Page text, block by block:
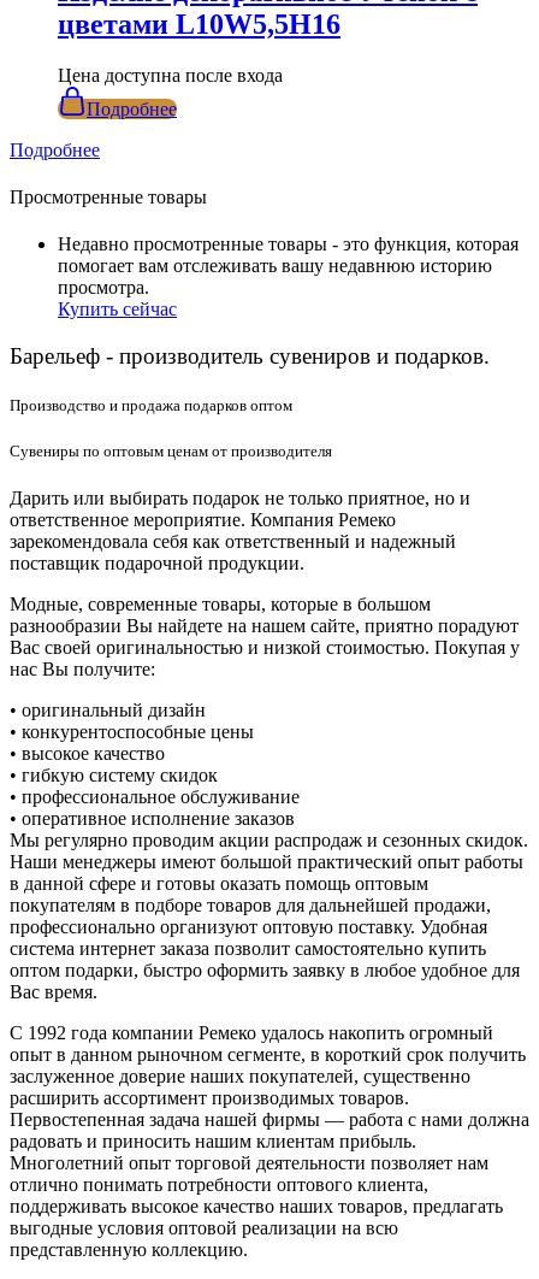
цветами L10W5,5H16
Цена доступна после входа
Подробнее
Подробнее
Просмотренные товары
Недавно просмотренные товары - это функция, которая
помогает вам отслеживать вашу недавнюю историю
просмотра.
Купить сейчас
Барельеф - производитель сувениров и подарков.
Производство и продажа подарков оптом
Сувениры по оптовым ценам от производителя
Дарить или выбирать подарок не только приятное, но и
ответственное мероприятие. Компания Ремеко
зарекомендовала себя как ответственный и надежный
поставщик подарочной продукции.
Модные, современные товары, которые в большом
разнообразии Вы найдете на нашем сайте, приятно порадуют
Вас своей оригинальностью и низкой стоимостью. Покупая у
нас Вы получите:
• оригинальный дизайн
• конкурентоспособные цены
• высокое качество
• гибкую систему скидок
• профессиональное обслуживание
• оперативное исполнение заказов
Мы регулярно проводим акции распродаж и сезонных скидок.
Наши менеджеры имеют большой практический опыт работы
в данной сфере и готовы оказать помощь оптовым
покупателям в подборе товаров для дальнейшей продажи,
профессионально организуют оптовую поставку. Удобная
система интернет заказа позволит самостоятельно купить
оптом подарки, быстро оформить заявку в любое удобное для
Вас время.
С 1992 года компании Ремеко удалось накопить огромный
опыт в данном рыночном сегменте, в короткий срок получить
заслуженное доверие наших покупателей, существенно
расширить ассортимент производимых товаров.
Первостепенная задача нашей фирмы — работа с нами должна
радовать и приносить нашим клиентам прибыль.
Многолетний опыт торговой деятельности позволяет нам
отлично понимать потребности оптового клиента,
поддерживать высокое качество наших товаров, предлагать
выгодные условия оптовой реализации на всю
представленную коллекцию.